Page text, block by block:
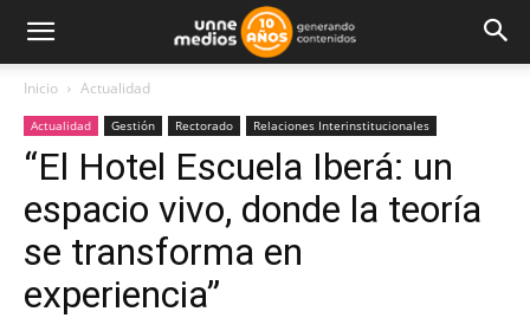
Inicio Actualidad
Actualidad Gestión Rectorado Relaciones Interinstitucionales
“El Hotel Escuela Iberá: un
espacio vivo, donde la teoría
se transforma en
experiencia”